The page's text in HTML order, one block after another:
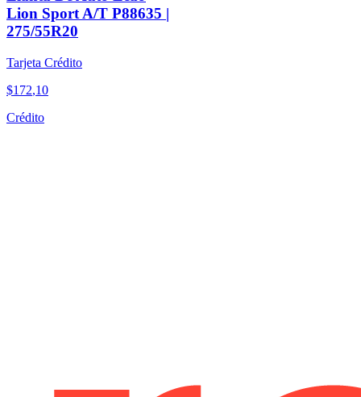
Lion Sport A/T P88635 |
275/55R20
Tarjeta Crédito
$172,10
Crédito